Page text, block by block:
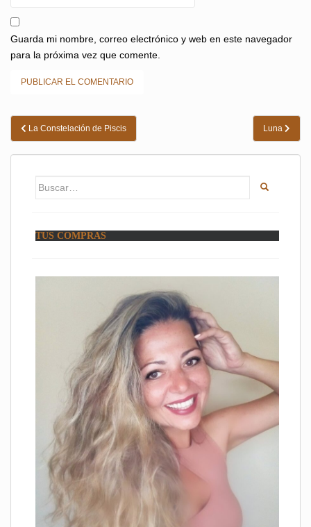
Guarda mi nombre, correo electrónico y web en este navegador
para la próxima vez que comente.
Navegación
de
entradas
La Constelación de Piscis Luna
Buscar:
TUS COMPRAS